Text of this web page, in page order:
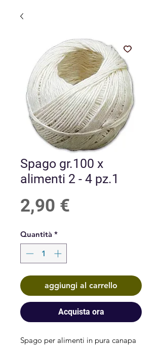
Spago gr.100 x
alimenti 2 - 4 pz.1
2,90 €
Quantità *
aggiungi al carrello
Acquista ora
Spago per alimenti in pura canapa